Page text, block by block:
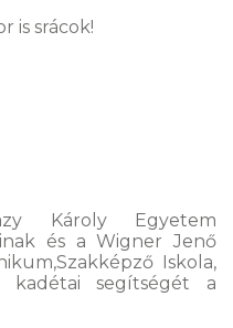
is srácok!
Károly Egyetem
és a Wigner Jenő
Iskola,
kadétai segítségét a